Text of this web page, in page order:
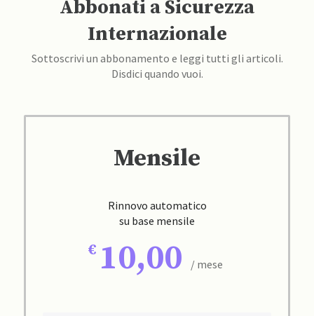
Abbonati a Sicurezza
Internazionale
Sottoscrivi un abbonamento e leggi tutti gli articoli.
Disdici quando vuoi.
Mensile
Rinnovo automatico
su base mensile
10,00 / mese